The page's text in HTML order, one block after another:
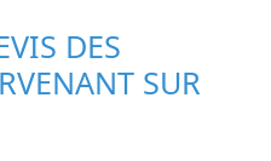
DES
SUR